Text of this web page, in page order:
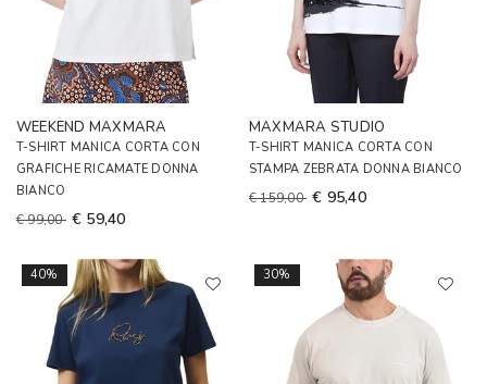
WEEKEND MAXMARA
T-SHIRT MANICA CORTA CON
GRAFICHE RICAMATE DONNA
BIANCO
€ 99,00 € 59,40
MAXMARA STUDIO
T-SHIRT MANICA CORTA CON
STAMPA ZEBRATA DONNA BIANCO
€ 159,00 € 95,40
40% 30%